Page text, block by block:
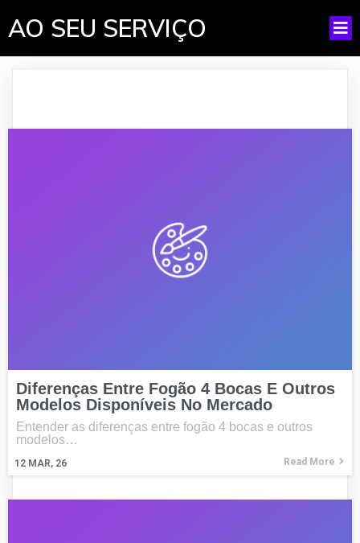
AO SEU SERVIÇO
Diferenças Entre Fogão 4 Bocas E Outros
Modelos Disponíveis No Mercado
12 MAR, 26
Entender as diferenças entre fogão 4 bocas e outros
modelos…
Read More